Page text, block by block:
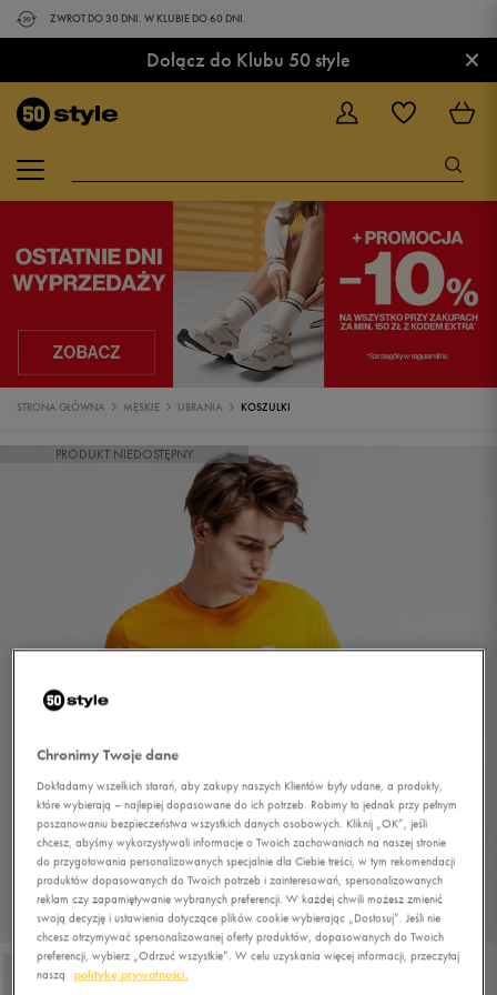
ZWROT DO 30 DNI. W KLUBIE DO 60 DNI.
Dołącz do Klubu 50 style ×
STRONA GŁÓWNA MĘSKIE UBRANIA KOSZULKI
PRODUKT NIEDOSTĘPNY
Chronimy Twoje dane
Dokładamy wszelkich starań, aby zakupy naszych Klientów były udane, a produkty,
które wybierają – najlepiej dopasowane do ich potrzeb. Robimy to jednak przy pełnym
poszanowaniu bezpieczeństwa wszystkich danych osobowych. Kliknij „OK”, jeśli
chcesz, abyśmy wykorzystywali informacje o Twoich zachowaniach na naszej stronie
do przygotowania personalizowanych specjalnie dla Ciebie treści, w tym rekomendacji
produktów dopasowanych do Twoich potrzeb i zainteresowań, spersonalizowanych
reklam czy zapamiętywanie wybranych preferencji. W każdej chwili możesz zmienić
swoją decyzję i ustawienia dotyczące plików cookie wybierając „Dostosuj”. Jeśli nie
chcesz otrzymywać spersonalizowanej oferty produktów, dopasowanych do Twoich
preferencji, wybierz „Odrzuć wszystkie”. W celu uzyskania więcej informacji, przeczytaj
naszą
politykę prywatności.